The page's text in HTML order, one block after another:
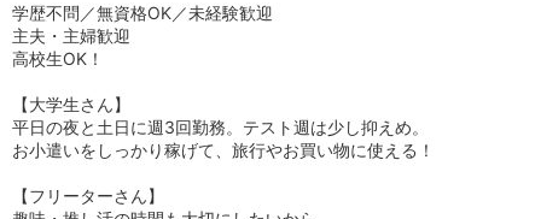
学歴不問／無資格OK／未経験歓迎
主夫・主婦歓迎
高校生OK！
【大学生さん】
平日の夜と土日に週3回勤務。テスト週は少し抑えめ。
お小遣いをしっかり稼げて、旅行やお買い物に使える！
【フリーターさん】